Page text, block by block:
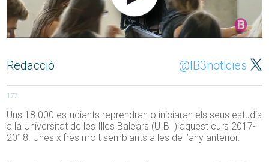
Redacció @IB3noticies
177
Uns 18.000 estudiants reprendran o iniciaran els seus estudis
a la Universitat de les Illes Balears (UIB ) aquest curs 2017-
2018. Unes xifres molt semblants a les de l’any anterior.